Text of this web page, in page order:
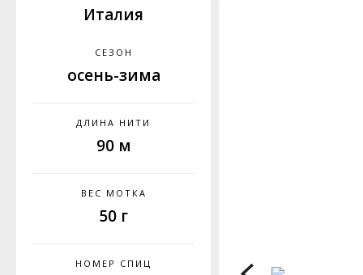
Италия
СЕЗОН
осень-зима
ДЛИНА НИТИ
90 м
ВЕС МОТКА
50 г
НОМЕР СПИЦ